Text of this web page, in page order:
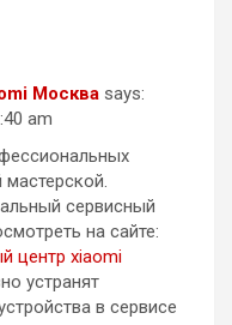
Москва says:
am
сервисный
на сайте:
центр xiaomi
устранят
в сервисе